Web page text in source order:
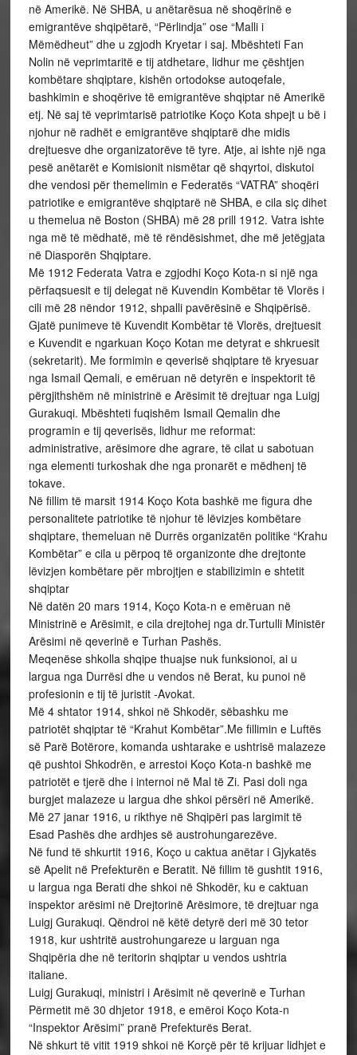
në Amerikë. Në SHBA, u anëtarësua në shoqërinë e
emigrantëve shqipëtarë, “Përlindja” ose “Malli i
Mëmëdheut” dhe u zgjodh Kryetar i saj. Mbështeti Fan
Nolin në veprimtaritë e tij atdhetare, lidhur me çështjen
kombëtare shqiptare, kishën ortodokse autoqefale,
bashkimin e shoqërive të emigrantëve shqiptar në Amerikë
etj. Në saj të veprimtarisë patriotike Koço Kota shpejt u bë i
njohur në radhët e emigrantëve shqiptarë dhe midis
drejtuesve dhe organizatorëve të tyre. Atje, ai ishte një nga
pesë anëtarët e Komisionit nismëtar që shqyrtoi, diskutoi
dhe vendosi për themelimin e Federatës “VATRA” shoqëri
patriotike e emigrantëve shqiptarë në SHBA, e cila siç dihet
u themelua në Boston (SHBA) më 28 prill 1912. Vatra ishte
nga më të mëdhatë, më të rëndësishmet, dhe më jetëgjata
në Diasporën Shqiptare.
Më 1912 Federata Vatra e zgjodhi Koço Kota-n si një nga
përfaqsuesit e tij delegat në Kuvendin Kombëtar të Vlorës i
cili më 28 nëndor 1912, shpalli pavërësinë e Shqipërisë.
Gjatë punimeve të Kuvendit Kombëtar të Vlorës, drejtuesit
e Kuvendit e ngarkuan Koço Kotan me detyrat e shkruesit
(sekretarit). Me formimin e qeverisë shqiptare të kryesuar
nga Ismail Qemali, e emëruan në detyrën e inspektorit të
përgjithshëm në ministrinë e Arësimit të drejtuar nga Luigj
Gurakuqi. Mbështeti fuqishëm Ismail Qemalin dhe
programin e tij qeverisës, lidhur me reformat:
administrative, arësimore dhe agrare, të cilat u sabotuan
nga elementi turkoshak dhe nga pronarët e mëdhenj të
tokave.
Në fillim të marsit 1914 Koço Kota bashkë me figura dhe
personalitete patriotike të njohur të lëvizjes kombëtare
shqiptare, themeluan në Durrës organizatën politike “Krahu
Kombëtar” e cila u përpoq të organizonte dhe drejtonte
lëvizjen kombëtare për mbrojtjen e stabilizimin e shtetit
shqiptar
Në datën 20 mars 1914, Koço Kota-n e emëruan në
Ministrinë e Arësimit, e cila drejtohej nga dr.Turtulli Ministër
Arësimi në qeverinë e Turhan Pashës.
Meqenëse shkolla shqipe thuajse nuk funksionoi, ai u
largua nga Durrësi dhe u vendos në Berat, ku punoi në
profesionin e tij të juristit -Avokat.
Më 4 shtator 1914, shkoi në Shkodër, sëbashku me
patriotët shqiptar të “Krahut Kombëtar”.Me fillimin e Luftës
së Parë Botërore, komanda ushtarake e ushtrisë malazeze
që pushtoi Shkodrën, e arrestoi Koço Kota-n bashkë me
patriotët e tjerë dhe i internoi në Mal të Zi. Pasi doli nga
burgjet malazeze u largua dhe shkoi përsëri në Amerikë.
Më 27 janar 1916, u rikthye në Shqipëri pas largimit të
Esad Pashës dhe ardhjes së austrohungarezëve.
Në fund të shkurtit 1916, Koço u caktua anëtar i Gjykatës
së Apelit në Prefekturën e Beratit. Në fillim të gushtit 1916,
u largua nga Berati dhe shkoi në Shkodër, ku e caktuan
inspektor arësimi në Drejtorinë Arësimore, të drejtuar nga
Luigj Gurakuqi. Qëndroi në këtë detyrë deri më 30 tetor
1918, kur ushtritë austrohungareze u larguan nga
Shqipëria dhe në teritorin shqiptar u vendos ushtria
italiane.
Luigj Gurakuqi, ministri i Arësimit në qeverinë e Turhan
Përmetit më 30 dhjetor 1918, e emëroi Koço Kota-n
“Inspektor Arësimi” pranë Prefekturës Berat.
Në shkurt të vitit 1919 shkoi në Korçë për të krijuar lidhjet e